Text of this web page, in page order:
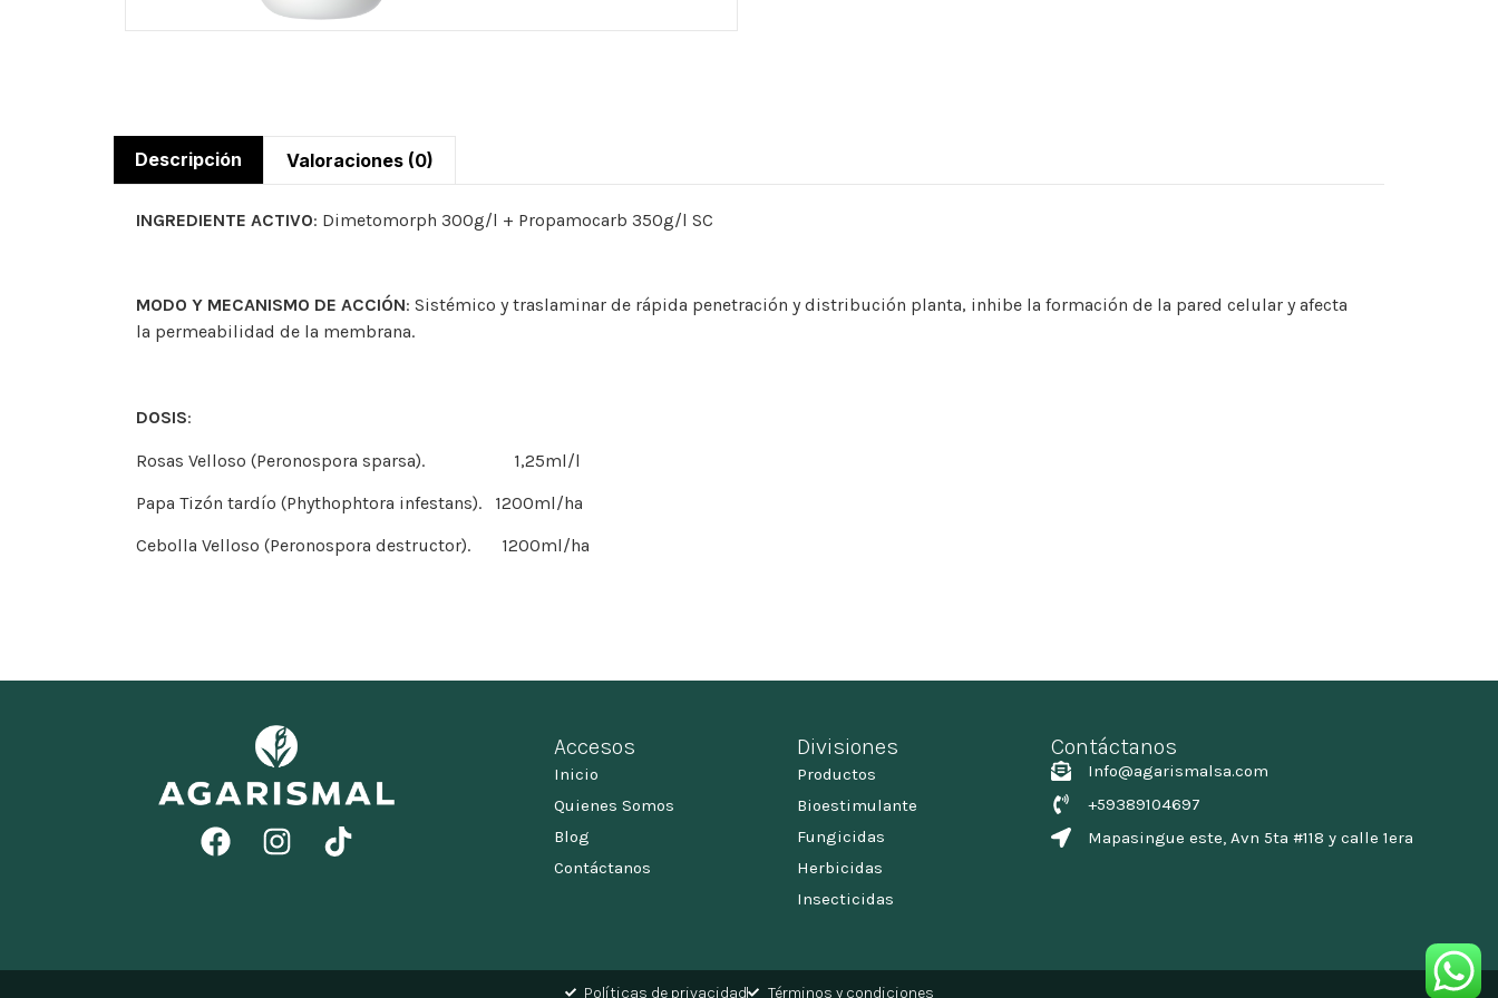
Descripción Valoraciones (0)
INGREDIENTE ACTIVO: Dimetomorph 300g/l + Propamocarb 350g/l SC
MODO Y MECANISMO DE ACCIÓN: Sistémico y traslaminar de rápida penetración y distribución planta, inhibe la formación de la pared celular y afecta
la permeabilidad de la membrana.
DOSIS:
Rosas Velloso (Peronospora sparsa). 1,25ml/l
Papa Tizón tardío (Phythophtora infestans). 1200ml/ha
Cebolla Velloso (Peronospora destructor). 1200ml/ha
Accesos
Inicio
Quienes Somos
Blog
Contáctanos
Divisiones
Productos
Bioestimulante
Fungicidas
Herbicidas
Insecticidas
Contáctanos
Info@agarismalsa.com
+59389104697
Mapasingue este, Avn 5ta #118 y calle 1era
Políticas de privacidad Términos y condiciones